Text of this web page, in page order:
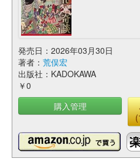
発売日：2026年03月30日
著者： 荒俣宏
出版社：KADOKAWA
￥0
購入管理
(